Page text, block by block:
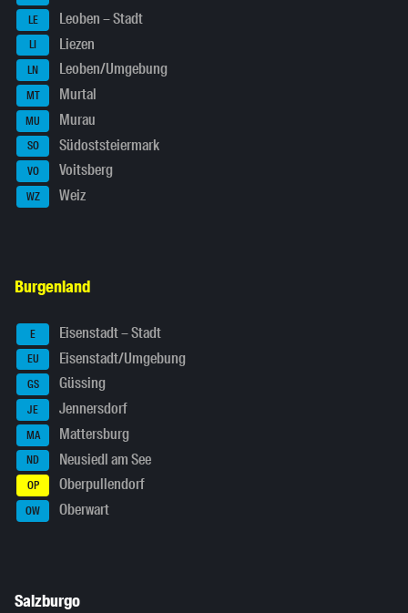
LE Leoben – Stadt
LI Liezen
LN Leoben/Umgebung
MT Murtal
MU Murau
SO Südoststeiermark
VO Voitsberg
WZ Weiz
Burgenland
E Eisenstadt – Stadt
EU Eisenstadt/Umgebung
GS Güssing
JE Jennersdorf
MA Mattersburg
ND Neusiedl am See
OP Oberpullendorf
OW Oberwart
Salzburgo